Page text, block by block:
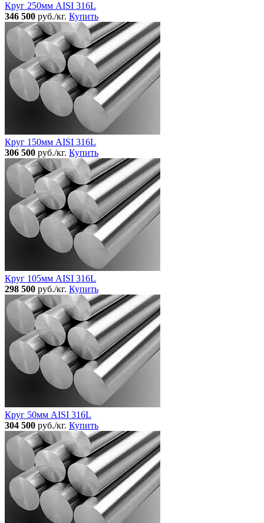
Круг 250мм AISI 316L
346 500 руб./кг. Купить
Круг 150мм AISI 316L
306 500 руб./кг. Купить
Круг 105мм AISI 316L
298 500 руб./кг. Купить
Круг 50мм AISI 316L
304 500 руб./кг. Купить